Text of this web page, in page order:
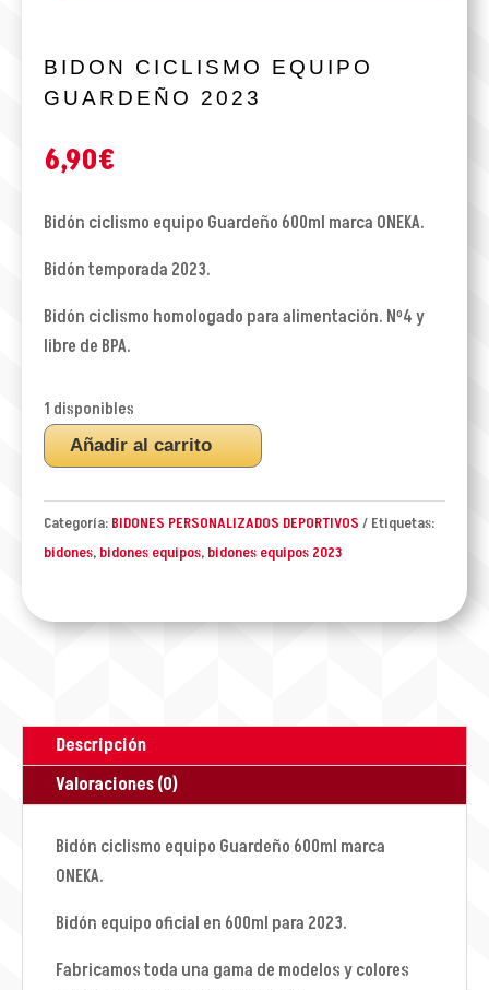
BIDON CICLISMO EQUIPO
GUARDEÑO 2023
6,90€
Bidón ciclismo equipo Guardeño 600ml marca ONEKA.
Bidón temporada 2023.
Bidón ciclismo homologado para alimentación. Nº4 y
libre de BPA.
1 disponibles
BIDON
CICLISMO
EQUIPO
GUARDEÑO
2023
Añadir al carrito
Categoría: BIDONES PERSONALIZADOS DEPORTIVOS
Etiquetas:
bidones, bidones equipos, bidones equipos 2023
Descripción
Valoraciones (0)
Bidón ciclismo equipo Guardeño 600ml marca
ONEKA.
Bidón equipo oficial en 600ml para 2023.
Fabricamos toda una gama de modelos y colores